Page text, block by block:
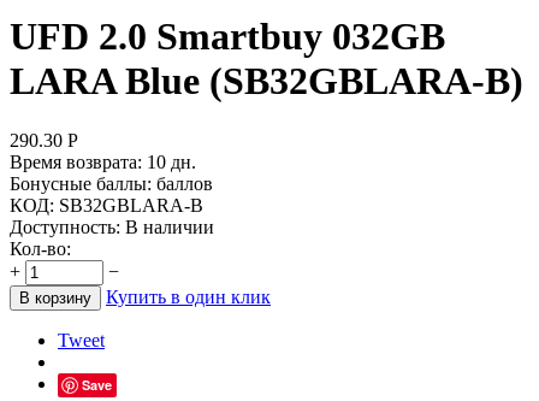
UFD 2.0 Smartbuy 032GB
LARA Blue (SB32GBLARA-B)
290.30 Р
Время возврата: 10 дн.
Бонусные баллы: баллов
КОД: SB32GBLARA-B
Доступность: В наличии
Кол-во:
+
−
В корзину Купить в один клик
Tweet
Save